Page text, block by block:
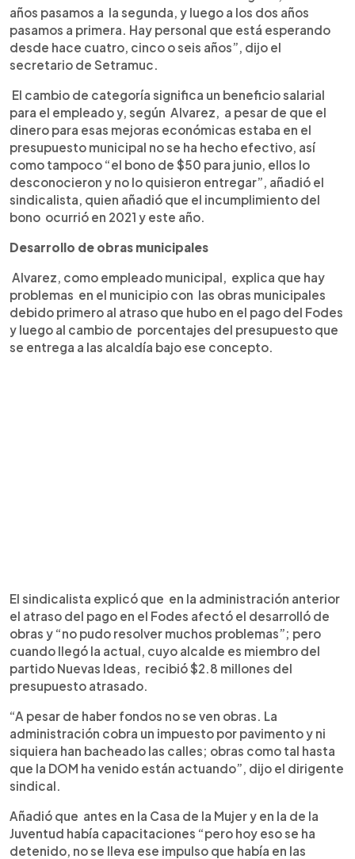
años pasamos a la segunda, y luego a los dos años
pasamos a primera. Hay personal que está esperando
desde hace cuatro, cinco o seis años”, dijo el
secretario de Setramuc.
El cambio de categoría significa un beneficio salarial
para el empleado y, según Alvarez, a pesar de que el
dinero para esas mejoras económicas estaba en el
presupuesto municipal no se ha hecho efectivo, así
como tampoco “el bono de $50 para junio, ellos lo
desconocieron y no lo quisieron entregar”, añadió el
sindicalista, quien añadió que el incumplimiento del
bono ocurrió en 2021 y este año.
Desarrollo de obras municipales
Alvarez, como empleado municipal, explica que hay
problemas en el municipio con las obras municipales
debido primero al atraso que hubo en el pago del Fodes
y luego al cambio de porcentajes del presupuesto que
se entrega a las alcaldía bajo ese concepto.
El sindicalista explicó que en la administración anterior
el atraso del pago en el Fodes afectó el desarrolló de
obras y “no pudo resolver muchos problemas”; pero
cuando llegó la actual, cuyo alcalde es miembro del
partido Nuevas Ideas, recibió $2.8 millones del
presupuesto atrasado.
“A pesar de haber fondos no se ven obras. La
administración cobra un impuesto por pavimento y ni
siquiera han bacheado las calles; obras como tal hasta
que la DOM ha venido están actuando”, dijo el dirigente
sindical.
Añadió que antes en la Casa de la Mujer y en la de la
Juventud había capacitaciones “pero hoy eso se ha
detenido, no se lleva ese impulso que había en las